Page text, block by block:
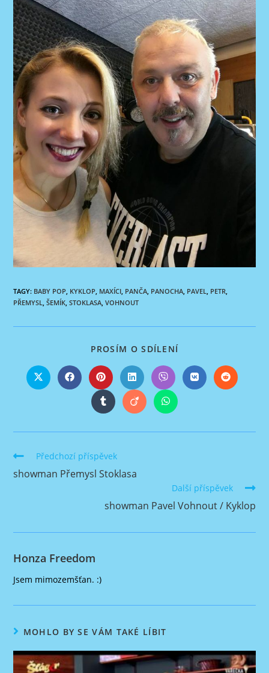
TAGY: BABY POP, KYKLOP, MAXÍCI, PANČA, PANOCHA, PAVEL, PETR,
PŘEMYSL, ŠEMÍK, STOKLASA, VOHNOUT
PROSÍM O SDÍLENÍSHARE
CONTENT
Opens
in
Opens
in
window
Opens
in
a
new
window
Opens
in
a
new
window
Opens
in
a
new
window
Opens
in
Opens
in
Opens
in
new
Opens
in
new
Opens
in
new
Číst
více
článků
Předchozí příspěvek
showman Přemysl Stoklasa
Další příspěvek
showman Pavel Vohnout / Kyklop
Honza Freedom
Jsem mimozemšťan. :)
MOHLO BY SE VÁM TAKÉ LÍBIT